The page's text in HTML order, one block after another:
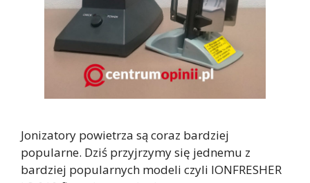
Jonizatory powietrza są coraz bardziej
popularne. Dziś przyjrzymy się jednemu z
bardziej popularnych modeli czyli IONFRESHER